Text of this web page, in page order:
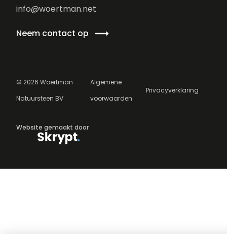
info@woertman.net
Neem contact op
© 2026 Woertman
Natuursteen BV
Algemene
voorwaarden
Privacyverklaring
Website gemaakt door